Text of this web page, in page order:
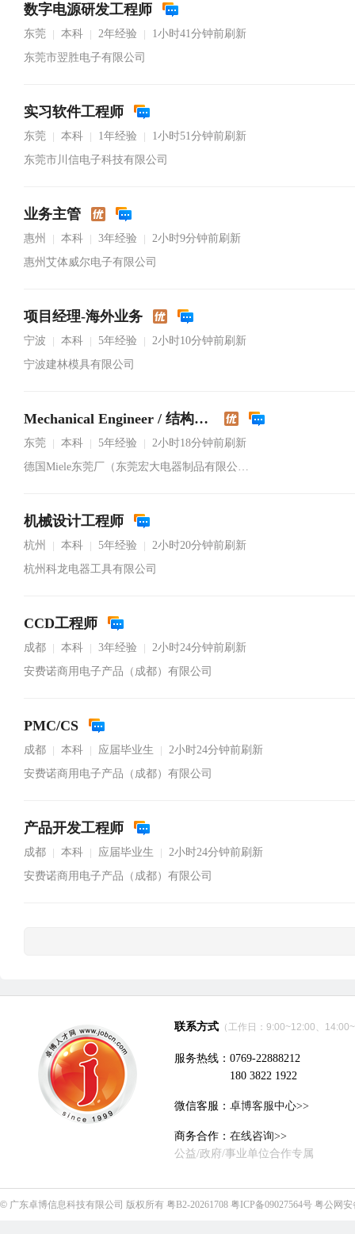
数字电源研发工程师
东莞 本科 2年经验
1小时41分钟前刷新
东莞市翌胜电子有限公司
实习软件工程师
东莞 本科 1年经验
1小时51分钟前刷新
东莞市川信电子科技有限公司
业务主管
惠州 本科 3年经验
2小时9分钟前刷新
惠州艾体威尔电子有限公司
项目经理-海外业务
宁波 本科 5年经验
2小时10分钟前刷新
宁波建林模具有限公司
Mechanical Engineer / 结构工程师
东莞 本科 5年经验
2小时18分钟前刷新
德国Miele东莞厂（东莞宏大电器制品有限公司）
机械设计工程师
杭州 本科 5年经验
2小时20分钟前刷新
杭州科龙电器工具有限公司
CCD工程师
成都 本科 3年经验
2小时24分钟前刷新
安费诺商用电子产品（成都）有限公司
PMC/CS
成都 本科 应届毕业生
2小时24分钟前刷新
安费诺商用电子产品（成都）有限公司
产品开发工程师
成都 本科 应届毕业生
2小时24分钟前刷新
安费诺商用电子产品（成都）有限公司
联系方式 （工作日：9:00~12:00、
服务热线：0769-22888212
180 3822 1922
微信客服： 卓博客服中心>>
商务合作： 在线咨询>>
公益/政府/事业单位合作专属
© 广东卓博信息科技有限公司 版权所有 粤B2-20261708 粤ICP备09027564号 粤公网安